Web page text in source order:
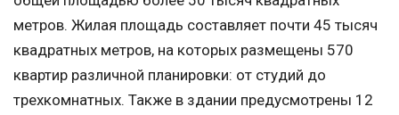
метров. Жилая площадь составляет почти 45 тысяч
квадратных метров, на которых размещены 570
квартир различной планировки: от студий до
трехкомнатных. Также в здании предусмотрены 12